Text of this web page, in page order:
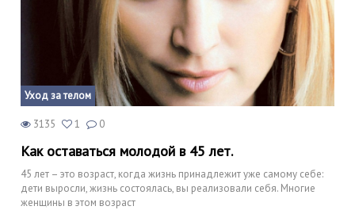
Уход за телом
3135 1 0
Как оставаться молодой в 45 лет.
45 лет – это возраст, когда жизнь принадлежит уже самому себе:
дети выросли, жизнь состоялась, вы реализовали себя. Многие
женщины в этом возраст